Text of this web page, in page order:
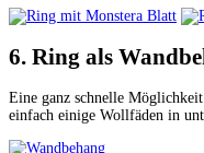
6. Ring als
Eine ganz schnelle
einfach einige Wollfäden in